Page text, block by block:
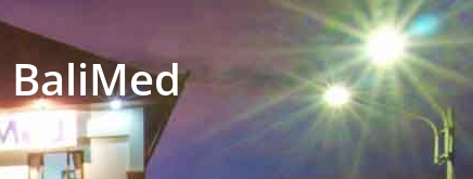
BaliMed